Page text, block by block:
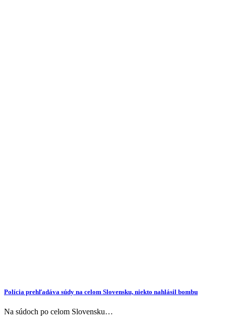
Polícia prehľadáva súdy na celom Slovensku, niekto nahlásil bombu
Na súdoch po celom Slovensku…